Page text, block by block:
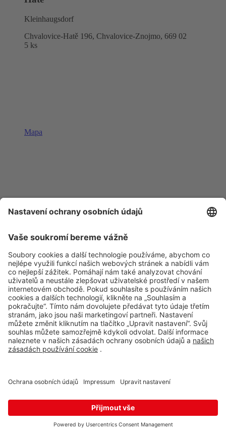
Kleinhaugsdorf
Chvalovice-Hatě 196, Chvalovice-Znojmo, 669 02
5 ks
Mapa
Hevlín 459, Hevlín,671 69
4 ks